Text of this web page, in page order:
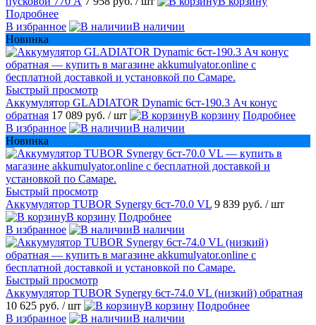
Подробнее
В избранное
В наличии
Новинка
Быстрый просмотр
Аккумулятор GLADIATOR Dynamic 6ст-190.3 Ач конус
обратная 17 089 руб. / шт В корзину Подробнее
В избранное
В наличии
Новинка
Быстрый просмотр
Аккумулятор TUBOR Synergy 6ст-70.0 VL 9 839 руб. / шт
В корзину Подробнее
В избранное
В наличии
Быстрый просмотр
Аккумулятор TUBOR Synergy 6ст-74.0 VL (низкий) обратная
10 625 руб. / шт В корзину Подробнее
В избранное
В наличии